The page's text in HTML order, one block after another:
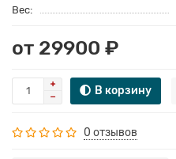
Вес:
от 29900 ₽
В корзину
0 отзывов